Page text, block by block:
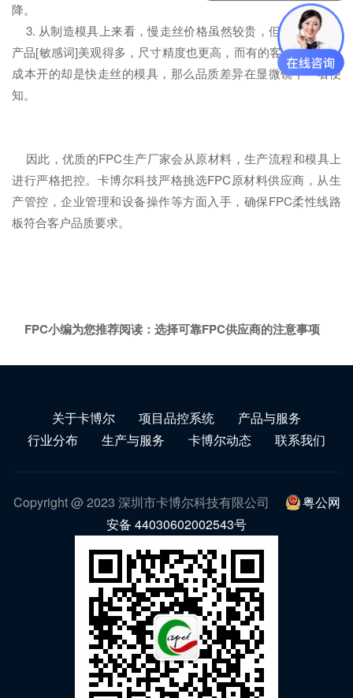
降。
3. 从制造模具上来看，慢走丝价格虽然较贵，但冲压出来的
产品[敏感词]美观得多，尺寸精度也更高，而有的客户为了节约
成本开的却是快走丝的模具，那么品质差异在显微镜下一看便
知。
因此，优质的FPC生产厂家会从原材料，生产流程和模具上
进行严格把控。卡博尔科技严格挑选FPC原材料供应商，从生
产管控，企业管理和设备操作等方面入手，确保FPC柔性线路
板符合客户品质要求。
FPC小编为您推荐阅读： 选择可靠FPC供应商的注意事项
关于卡博尔 项目品控系统
产品与服务
行业分布
生产与服务 卡博尔动态 联系我们
Copyright @ 2023 深圳市卡博尔科技有限公司
粤公网
安备 44030602002543号